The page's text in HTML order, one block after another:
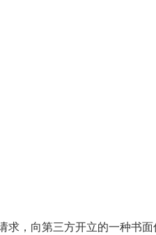
，向第三方开立的一种书面